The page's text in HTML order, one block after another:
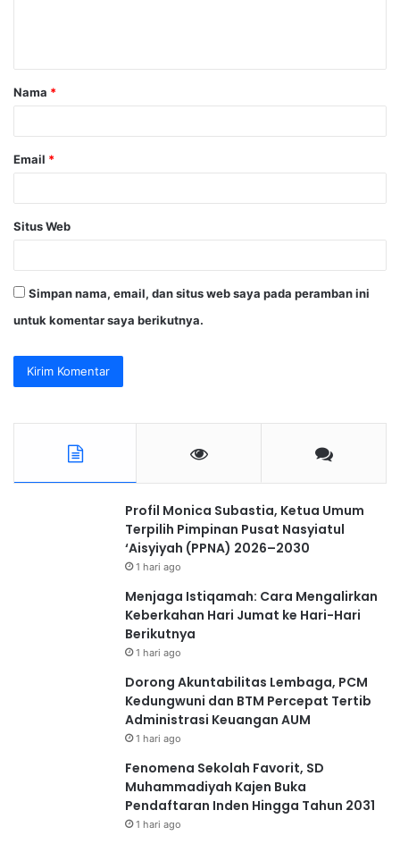
a
r
Nama *
Email *
Situs Web
Simpan nama, email, dan situs web saya pada peramban ini
untuk komentar saya berikutnya.
Profil Monica Subastia, Ketua Umum
Terpilih Pimpinan Pusat Nasyiatul
‘Aisyiyah (PPNA) 2026–2030
1 hari ago
Menjaga Istiqamah: Cara Mengalirkan
Keberkahan Hari Jumat ke Hari-Hari
Berikutnya
1 hari ago
Dorong Akuntabilitas Lembaga, PCM
Kedungwuni dan BTM Percepat Tertib
Administrasi Keuangan AUM
1 hari ago
Fenomena Sekolah Favorit, SD
Muhammadiyah Kajen Buka
Pendaftaran Inden Hingga Tahun 2031
1 hari ago